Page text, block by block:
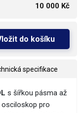
10 000 Kč
do košíku
specifikace
s šířkou pásma až
osciloskop pro